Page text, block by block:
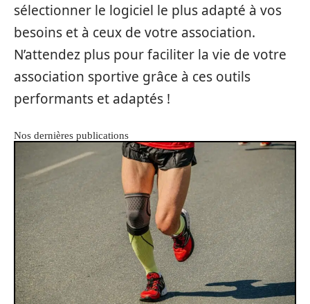
sélectionner le logiciel le plus adapté à vos
besoins et à ceux de votre association.
N’attendez plus pour faciliter la vie de votre
association sportive grâce à ces outils
performants et adaptés !
Nos dernières publications